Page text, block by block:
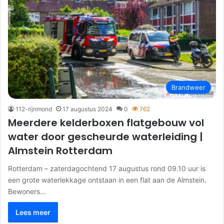
Brandweer
112-rijnmond 17 augustus 2024 0 762
Meerdere kelderboxen flatgebouw vol
water door gescheurde waterleiding |
Almstein Rotterdam
Rotterdam – zaterdagochtend 17 augustus rond 09.10 uur is
een grote waterlekkage ontstaan in een flat aan de Almstein.
Bewoners…
Lees meer